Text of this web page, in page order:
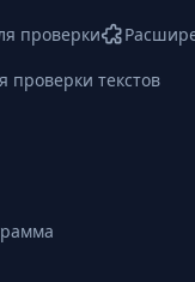
проверки
проверки текстов